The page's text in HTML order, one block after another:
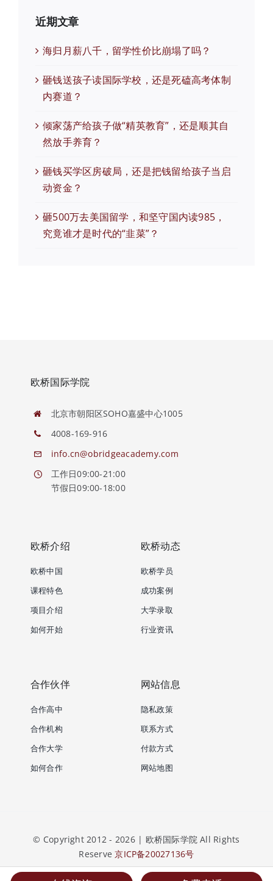
近期文章
海归月薪八千，留学性价比崩塌了吗？
砸钱送孩子读国际学校，还是死磕高考体制
内赛道？
倾家荡产给孩子做“精英教育”，还是顺其自
然放手养育？
砸钱买学区房破局，还是把钱留给孩子当启
动资金？
砸500万去美国留学，和坚守国内读985，
究竟谁才是时代的“韭菜”？
欧桥国际学院
北京市朝阳区SOHO嘉盛中心1005
4008-169-916
info.cn@obridgeacademy.com
工作日09:00-21:00
节假日09:00-18:00
欧桥介绍
欧桥中国
课程特色
项目介绍
如何开始
欧桥动态
欧桥学员
成功案例
大学录取
行业资讯
合作伙伴
合作高中
合作机构
合作大学
如何合作
网站信息
隐私政策
联系方式
付款方式
网站地图
© Copyright 2012 - 2026 | 欧桥国际学院 All Rights
Reserve京ICP备20027136号